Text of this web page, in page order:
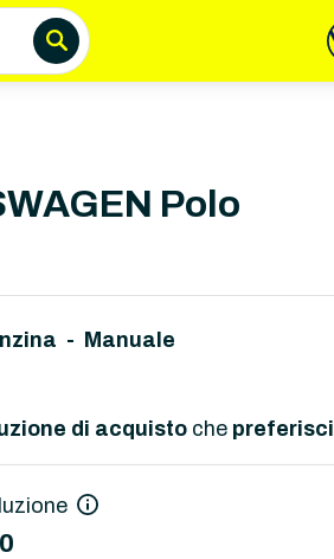
Polo
- Manuale
di acquisto che preferisci